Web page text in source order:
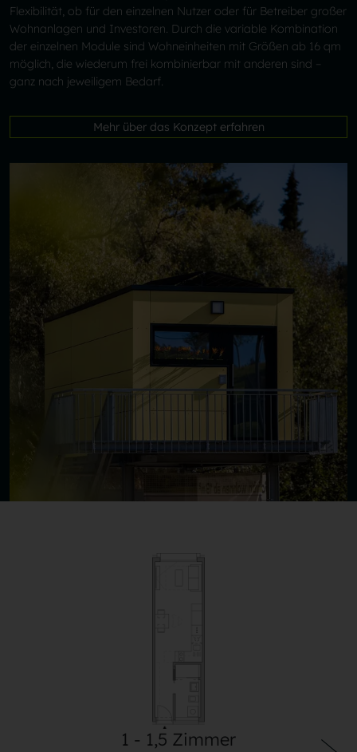
Flexibilität, ob für den einzelnen Nutzer oder für Betreiber großer
Wohnanlagen und Investoren. Durch die variable Kombination
der einzelnen Module sind Wohneinheiten mit Größen ab 16 qm
möglich, die wiederum frei kombinierbar mit anderen sind –
ganz nach jeweiligem Bedarf.
Mehr über das Konzept erfahren
1 - 1,5 Zimmer